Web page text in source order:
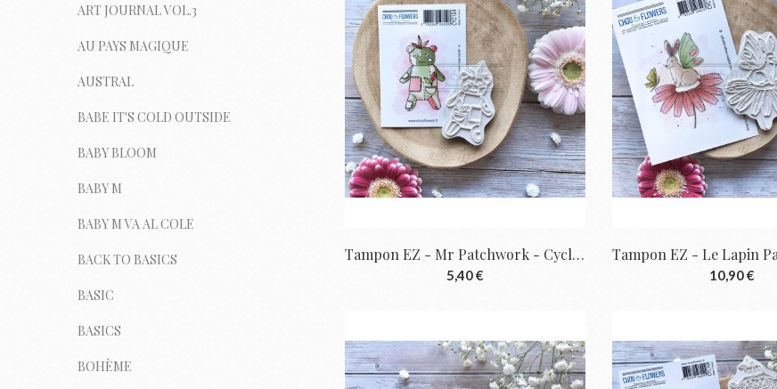
ART JOURNAL VOL.3
AU PAYS MAGIQUE
AUSTRAL
BABE IT'S COLD OUTSIDE
BABY BLOOM
BABY M
BABY M VA AL COLE
BACK TO BASICS
BASIC
BASICS
BOHÈME
Tampon EZ - Mr Patchwork - Cyclique | Chou...
5,40 € 10,90 €